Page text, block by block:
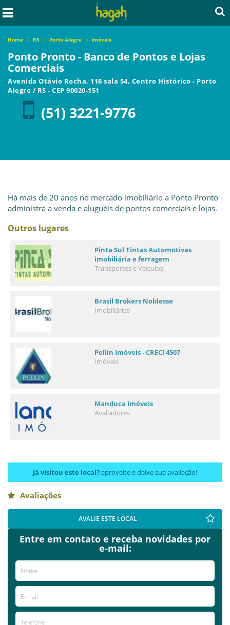
Home RS Porto Alegre Imóveis
Ponto Pronto - Banco de Pontos e Lojas
Comerciais
Avenida Otávio Rocha, 116 sala 54, Centro Histórico - Porto
Alegre / RS - CEP 90020-151
(51) 3221-9776
Há mais de 20 anos no mercado imobiliário a Ponto Pronto
administra a venda e aluguéis de pontos comerciais e lojas.
Outros lugares
Pinta Sul Tintas Automotivas
imobiliária e ferragem
Transportes e Veículos
Brasil Brokers Noblesse
Imobiliárias
Pellin Imóveis - CRECI 4507
Imóveis
Manduca Imóveis
Avaliadores
Já visitou este local?aproveite e deixe sua avaliação!
Avaliações
AVALIE ESTE LOCAL
Entre em contato e receba novidades por
e-mail: